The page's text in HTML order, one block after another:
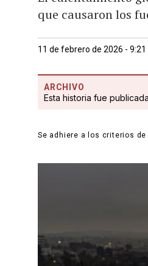
que causaron los
11 de febrero de 2026 - 9:21
ARCHIVO
Esta historia fue
Se adhiere a los criterios de